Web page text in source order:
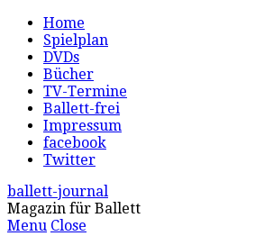
Home
Spielplan
DVDs
Bücher
TV-Termine
Ballett-frei
Impressum
facebook
Twitter
ballett-journal
Magazin für Ballett
Menu Close